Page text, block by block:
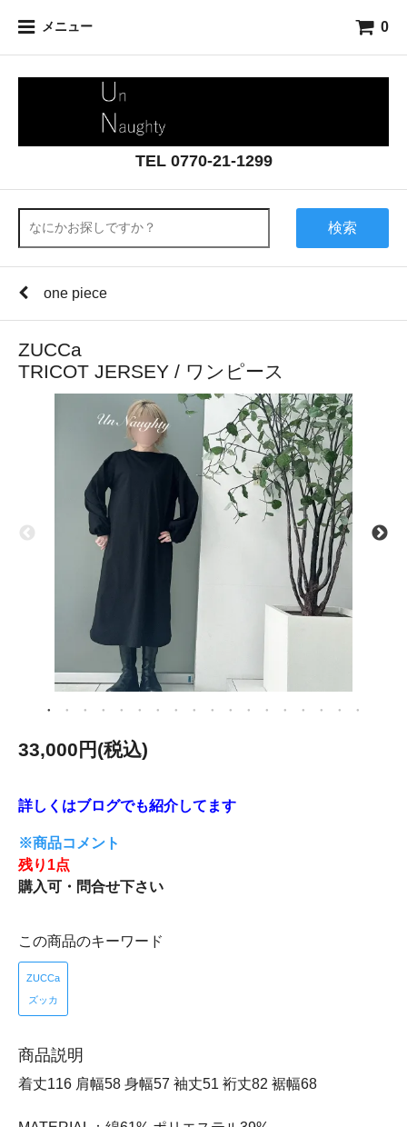
メニュー 0
TEL 0770-21-1299
検索
one piece
ZUCCa
TRICOT JERSEY / ワンピース
33,000円(税込)
詳しくはブログでも紹介してます
※商品コメント
残り1点
購入可・問合せ下さい
この商品のキーワード
ZUCCa
ズッカ
商品説明
着丈116 肩幅58 身幅57 袖丈51 裄丈82 裾幅68